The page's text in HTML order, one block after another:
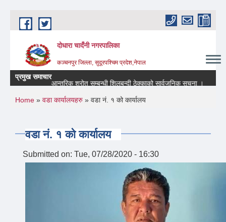
Skip to main content
दोधारा चादँनी नगरपालिका
कञ्चनपुर जिल्ला, सुदूरपश्चिम प्रदेश,नेपाल
प्रमुख समाचार
सूचना ।
आन्तरिक श्रोत सम्बन्धी शिलबन्दी ठेक्काको सार्वजनिक सूचना ।
You are here
Home » वडा कार्यालयहरु » वडा नं. १ को कार्यालय
वडा नं. १ को कार्यालय
Submitted on: Tue, 07/28/2020 - 16:30